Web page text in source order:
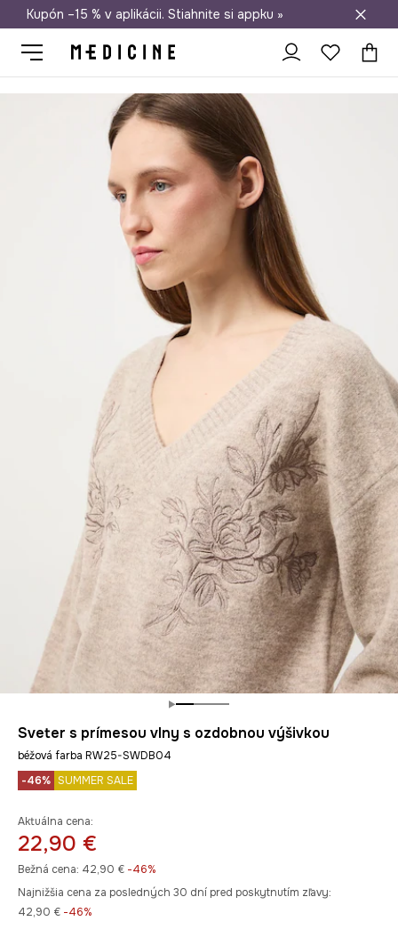
Doprava zadarmo od 50 €
Kupón –15 % v aplikácii. Stiahnite si appku »
Sveter s prímesou vlny s ozdobnou výšivkou
béžová farba RW25-SWDB04
-46% SUMMER SALE
Aktuálna cena:
22,90 €
Bežná cena: 42,90 € -46%
Najnižšia cena za posledných 30 dní pred poskytnutím zľavy:
42,90 € -46%